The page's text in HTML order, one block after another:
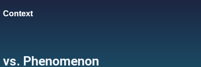
Context
Phenomenon